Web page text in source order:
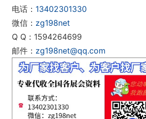
电话： 13402301330
微信： zg198net
Q Q：1594264699
邮件： zg198net@qq.com